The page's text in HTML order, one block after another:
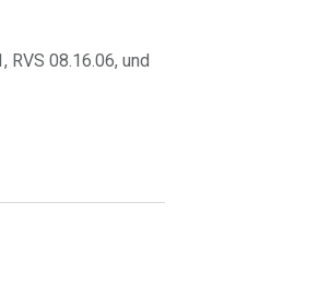
08.16.06, und